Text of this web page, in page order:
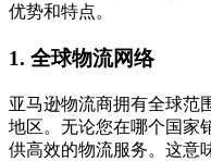
优势和特点。
1. 全球物流网络
亚马逊物流商拥有全球范
地区。无论您在哪个国家
供高效的物流服务。这意